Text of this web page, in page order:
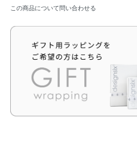
この商品について問い合わせる